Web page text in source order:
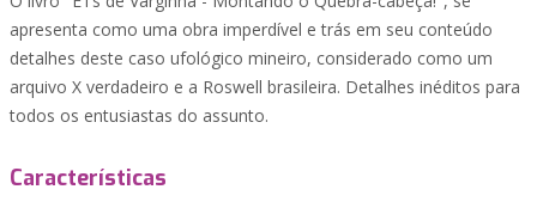
apresenta como uma obra imperdível e trás em seu conteúdo
detalhes deste caso ufológico mineiro, considerado como um
arquivo X verdadeiro e a Roswell brasileira. Detalhes inéditos para
todos os entusiastas do assunto.
Características